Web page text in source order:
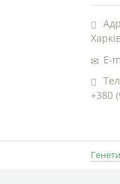
E-
+380